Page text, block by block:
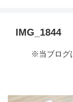
IMG_1844
※当ブログ